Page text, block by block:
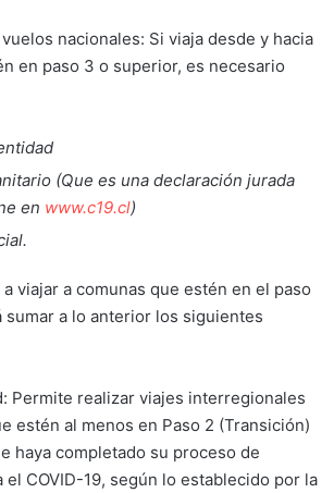
nacionales: Si viaja desde y hacia
en paso 3 o superior, es necesario
(Que es una declaración jurada
en www.c19.cl)
viajar a comunas que estén en el paso
sumar a lo anterior los siguientes
Permite realizar viajes interregionales
estén al menos en Paso 2 (Transición)
haya completado su proceso de
el COVID-19, según lo establecido por la